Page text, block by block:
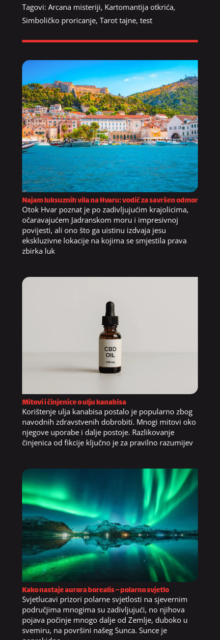
Tagovi: Arcana misteriji, Kartomantija otkrića,
Simboličko proricanje, Tarot tajne, test
Najam luksuznih vila na Hvaru: vodič za savršen odmor
Otok Hvar poznat je po zadivljujućim krajolicima,
očaravajućem Jadranskom moru i impresivnoj
povijesti, ali ono što ga uistinu izdvaja jesu
ekskluzivne lokacije na kojima se smjestila prava
zbirka luk
Mitovi i činjenice o ulju kanabisa
Korištenje ulja kanabisa postalo je popularno zbog
navodnih zdravstvenih dobrobiti. Mnogi mitovi oko
njegove uporabe i dalje postoje. Razlikovanje
činjenica od fikcije ključno je za pravilno razumijev
Kako nastaje aurora borealis – polarno svjetlo
Svjetlucavi prizori polarne svjetlosti na sjevernim
područjima mnogima su zadivljujući, no njihova
pojava počinje mnogo dalje od Zemlje, duboko u
svemiru, na površini našeg Sunca. Sunce je